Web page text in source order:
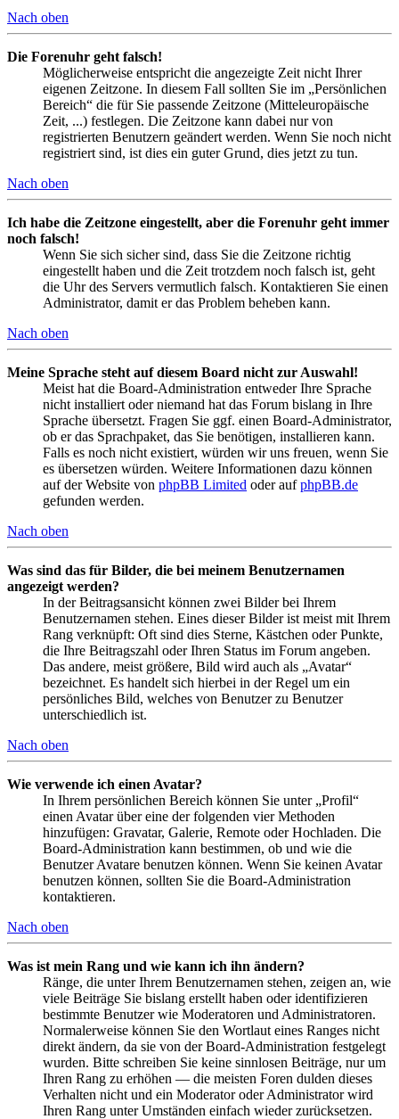
Nach oben
Die Forenuhr geht falsch!
Möglicherweise entspricht die angezeigte Zeit nicht Ihrer
eigenen Zeitzone. In diesem Fall sollten Sie im „Persönlichen
Bereich“ die für Sie passende Zeitzone (Mitteleuropäische
Zeit, ...) festlegen. Die Zeitzone kann dabei nur von
registrierten Benutzern geändert werden. Wenn Sie noch nicht
registriert sind, ist dies ein guter Grund, dies jetzt zu tun.
Nach oben
Ich habe die Zeitzone eingestellt, aber die Forenuhr geht immer
noch falsch!
Wenn Sie sich sicher sind, dass Sie die Zeitzone richtig
eingestellt haben und die Zeit trotzdem noch falsch ist, geht
die Uhr des Servers vermutlich falsch. Kontaktieren Sie einen
Administrator, damit er das Problem beheben kann.
Nach oben
Meine Sprache steht auf diesem Board nicht zur Auswahl!
Meist hat die Board-Administration entweder Ihre Sprache
nicht installiert oder niemand hat das Forum bislang in Ihre
Sprache übersetzt. Fragen Sie ggf. einen Board-Administrator,
ob er das Sprachpaket, das Sie benötigen, installieren kann.
Falls es noch nicht existiert, würden wir uns freuen, wenn Sie
es übersetzen würden. Weitere Informationen dazu können
auf der Website von phpBB Limited oder aufphpBB.de
gefunden werden.
Nach oben
Was sind das für Bilder, die bei meinem Benutzernamen
angezeigt werden?
In der Beitragsansicht können zwei Bilder bei Ihrem
Benutzernamen stehen. Eines dieser Bilder ist meist mit Ihrem
Rang verknüpft: Oft sind dies Sterne, Kästchen oder Punkte,
die Ihre Beitragszahl oder Ihren Status im Forum angeben.
Das andere, meist größere, Bild wird auch als „Avatar“
bezeichnet. Es handelt sich hierbei in der Regel um ein
persönliches Bild, welches von Benutzer zu Benutzer
unterschiedlich ist.
Nach oben
Wie verwende ich einen Avatar?
In Ihrem persönlichen Bereich können Sie unter „Profil“
einen Avatar über eine der folgenden vier Methoden
hinzufügen: Gravatar, Galerie, Remote oder Hochladen. Die
Board-Administration kann bestimmen, ob und wie die
Benutzer Avatare benutzen können. Wenn Sie keinen Avatar
benutzen können, sollten Sie die Board-Administration
kontaktieren.
Nach oben
Was ist mein Rang und wie kann ich ihn ändern?
Ränge, die unter Ihrem Benutzernamen stehen, zeigen an, wie
viele Beiträge Sie bislang erstellt haben oder identifizieren
bestimmte Benutzer wie Moderatoren und Administratoren.
Normalerweise können Sie den Wortlaut eines Ranges nicht
direkt ändern, da sie von der Board-Administration festgelegt
wurden. Bitte schreiben Sie keine sinnlosen Beiträge, nur um
Ihren Rang zu erhöhen — die meisten Foren dulden dieses
Verhalten nicht und ein Moderator oder Administrator wird
Ihren Rang unter Umständen einfach wieder zurücksetzen.